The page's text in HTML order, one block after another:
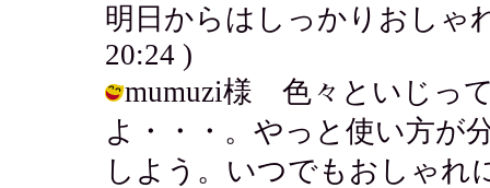
明日からはしっかりおしゃ
20:24 )
mumuzi様 色々といじっ
よ・・・。やっと使い方が
しよう。いつでもおしゃれ